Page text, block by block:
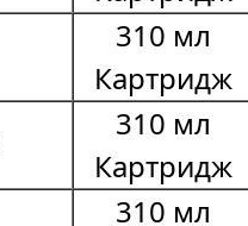
310 мл
Картридж
310 мл
Картридж
310 мл